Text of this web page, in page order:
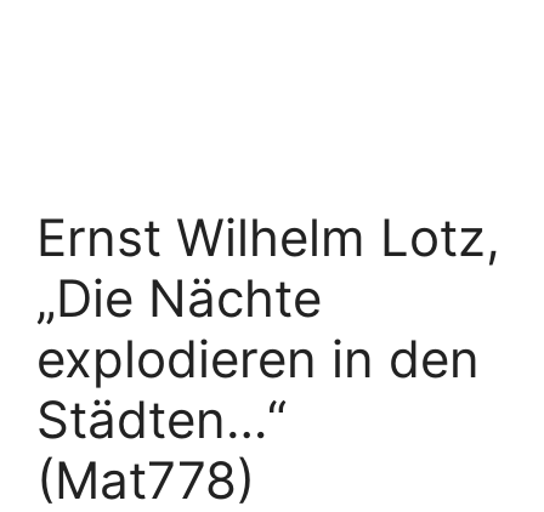
Ernst Wilhelm Lotz,
„Die Nächte
explodieren in den
Städten…“
(Mat778)